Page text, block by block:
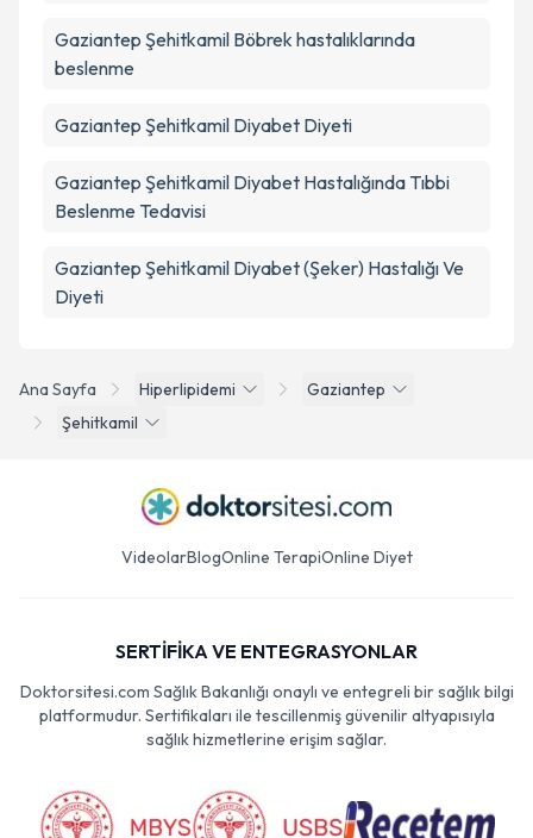
Ana Sayfa Hiperlipidemi
Gaziantep
Şehitkamil
Gaziantep Şehitkamil Böbrek hastalıklarında
beslenme
Gaziantep Şehitkamil Diyabet Diyeti
Gaziantep Şehitkamil Diyabet Hastalığında Tıbbi
Beslenme Tedavisi
Gaziantep Şehitkamil Diyabet (Şeker) Hastalığı Ve
Diyeti
VideolarBlogOnline TerapiOnline Diyet
SERTİFİKA VE ENTEGRASYONLAR
Doktorsitesi.com Sağlık Bakanlığı onaylı ve entegreli bir sağlık bilgi
platformudur. Sertifikaları ile tescillenmiş güvenilir altyapısıyla
sağlık hizmetlerine erişim sağlar.